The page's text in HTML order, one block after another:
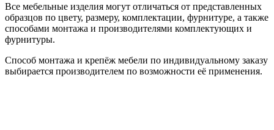
Все мебельные изделия могут отличаться от представленных
образцов по цвету, размеру, комплектации, фурнитуре, а также
способами монтажа и производителями комплектующих и
фурнитуры.
Способ монтажа и крепёж мебели по индивидуальному заказу
выбирается производителем по возможности её применения.